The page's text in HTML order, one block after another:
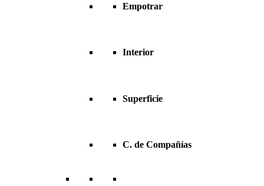
Empotrar
Interior
Superficie
C. de Compañías